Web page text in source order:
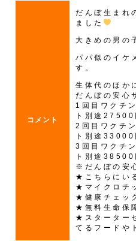
コメント
だんぼ生まれ
ました
大きめの男の
パパ似のイケ
す。
生体代のほか
だんぼの安心
1回目ワクチ
ト別途27500
2回目ワクチ
ト別途33000
3回目ワクチ
ト別途38500
※だんぼの安
★こちらにい
★マイクロチ
★健康チェッ
★無料生命保
★スターター
てるフードや